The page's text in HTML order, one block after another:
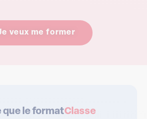
veux me former
le formatClasse